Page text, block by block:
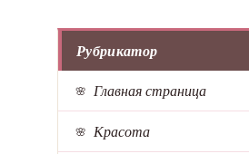
Рубрикатор
Главная страница
Красота